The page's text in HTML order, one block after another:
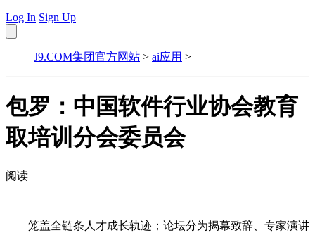
Log In Sign Up
J9.COM集团官方网站 > ai应用 >
包罗：中国软件行业协会教育
取培训分会委员会
阅读
笼盖全链条人才成长轨迹；论坛分为揭幕致辞、专家演讲